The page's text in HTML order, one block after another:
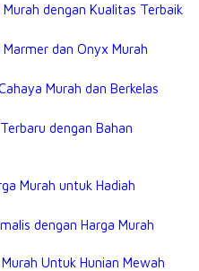
dengan Kualitas Terbaik
dan Onyx Murah
Murah dan Berkelas
dengan Bahan
Murah untuk Hadiah
dengan Harga Murah
Untuk Hunian Mewah